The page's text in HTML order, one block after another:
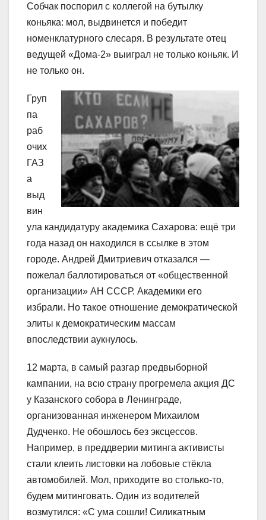
Собчак поспорил с коллегой на бутылку
коньяка: мол, выдвинется и победит
номенклатурного слесаря. В результате отец
ведущей «Дома-2» выиграл не только коньяк. И
не только он.
Груп
па
раб
очих
ГАЗ
а
выд
вин
ула кандидатуру академика Сахарова: ещё три
года назад он находился в ссылке в этом
городе. Андрей Дмитриевич отказался —
пожелал баллотироваться от «общественной
организации» АН СССР. Академики его
избрали. Но такое отношение демократической
элиты к демократическим массам
впоследствии аукнулось.
12 марта, в самый разгар предвыборной
кампании, на всю страну прогремела акция ДС
у Казанского собора в Ленинграде,
организованная инженером Михаилом
Дудченко. Не обошлось без эксцессов.
Например, в преддверии митинга активисты
стали клеить листовки на лобовые стёкла
автомобилей. Мол, приходите во столько-то,
будем митинговать. Один из водителей
возмутился: «С ума сошли! Силикатным